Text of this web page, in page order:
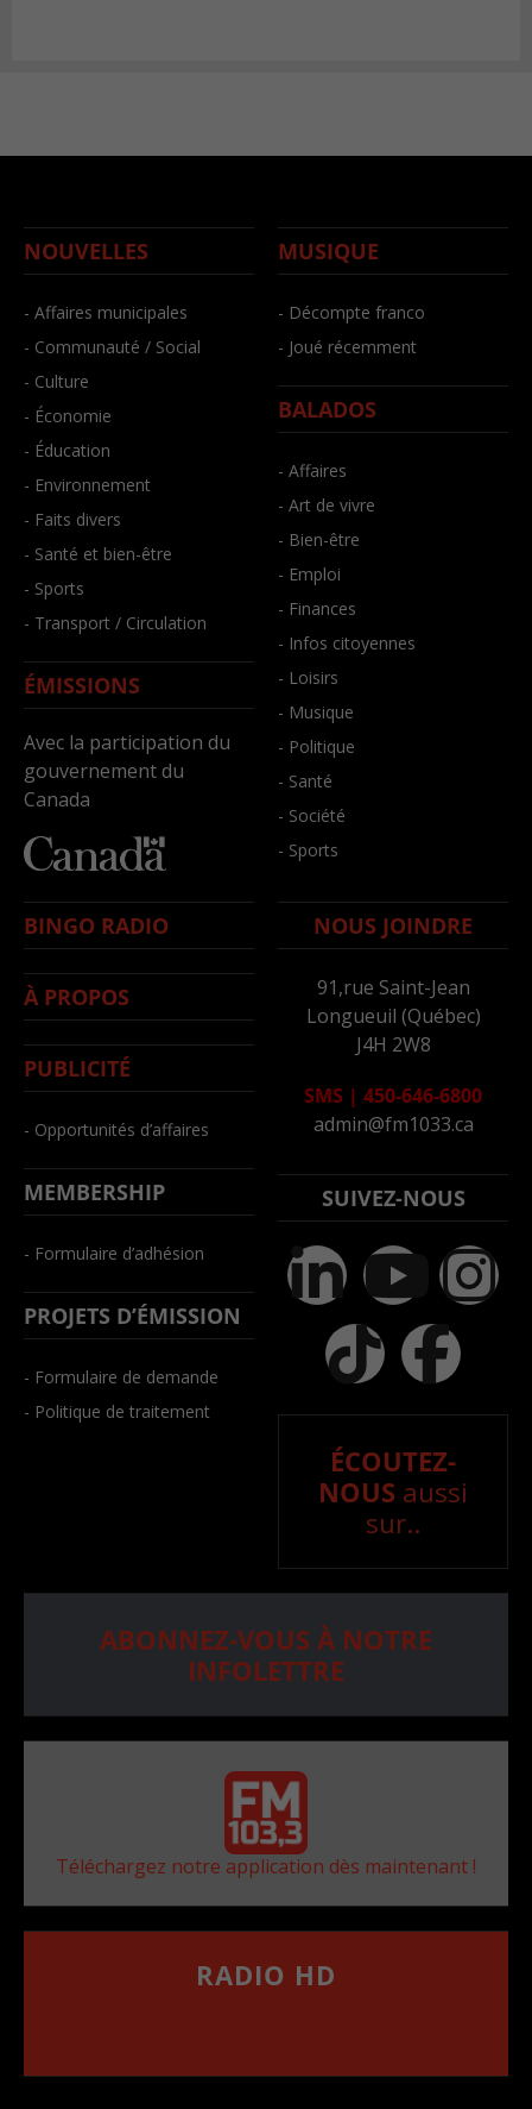
NOUVELLES
- Affaires municipales
- Communauté / Social
- Culture
- Économie
- Éducation
- Environnement
- Faits divers
- Santé et bien-être
- Sports
- Transport / Circulation
ÉMISSIONS
Avec la participation du
gouvernement du
Canada
MUSIQUE
- Décompte franco
- Joué récemment
BALADOS
- Affaires
- Art de vivre
- Bien-être
- Emploi
- Finances
- Infos citoyennes
- Loisirs
- Musique
- Politique
- Santé
- Société
- Sports
BINGO RADIO
À PROPOS
PUBLICITÉ
- Opportunités d’affaires
MEMBERSHIP
- Formulaire d’adhésion
PROJETS D’ÉMISSION
- Formulaire de demande
- Politique de traitement
NOUS JOINDRE
91,rue Saint-Jean
Longueuil (Québec)
J4H 2W8
SMS | 450-646-6800
admin@fm1033.ca
SUIVEZ-NOUS
ÉCOUTEZ-
NOUS aussi
sur..
ABONNEZ-VOUS À NOTRE
INFOLETTRE
Téléchargez notre application dès maintenant !
RADIO HD